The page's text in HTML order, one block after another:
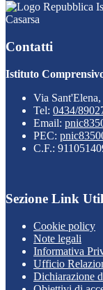
Casarsa
Contatti
Istituto
Via
Tel: 0434/
Email:
PEC:
C.F.:
Sezione Link
Cookie policy
Note legali
Informativa
Ufficio
Dichiarazione